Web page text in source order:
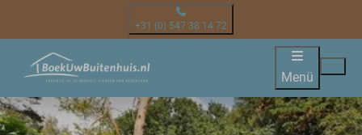
+31 (0) 547 38 14 72
Menü